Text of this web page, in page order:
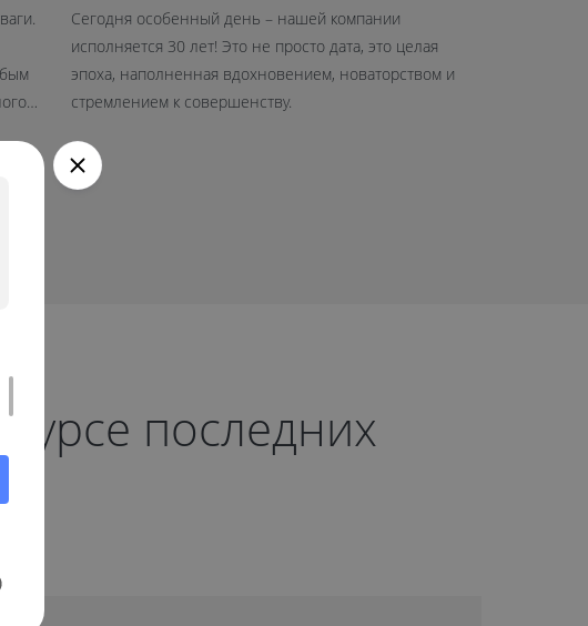
Сегодня особенный день – нашей компании
исполняется 30 лет! Это не просто дата, это целая
эпоха, наполненная вдохновением, новаторством и
стремлением к совершенству.
последних